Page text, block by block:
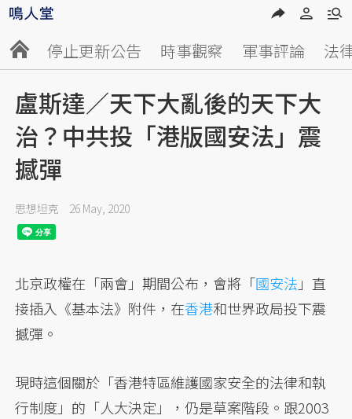
停止更新公告 時事觀察 軍事評論 法
盧斯達／天下大亂後的天下大
治？中共投「港版國安法」震
撼彈
思想坦克 26 May, 2020
北京政權在「兩會」期間公布，會將「國安法 」直
接插入《基本法》附件，在香港和世界政局投下震
撼彈。
現時這個關於「香港特區維護國家安全的法律和執
行制度」的「人大決定」，仍是草案階段。跟2003